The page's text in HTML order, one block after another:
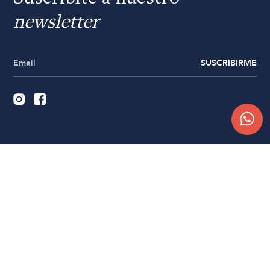
newsletter
SUSCRIBIRME